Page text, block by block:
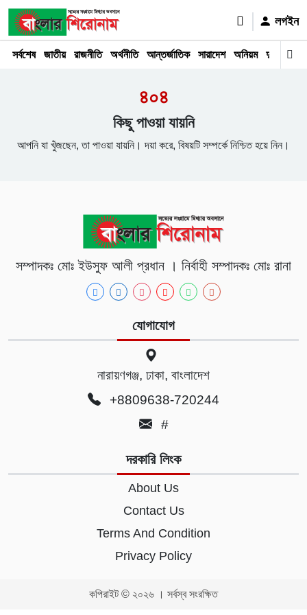
লগইন
সর্বশেষ জাতীয় রাজনীতি অর্থনীতি আন্তর্জাতিক সারাদেশ অনিয়ম দুর্ঘটনা
৪০৪
কিছু পাওয়া যায়নি
আপনি যা খুঁজছেন, তা পাওয়া যায়নি। দয়া করে, বিষয়টি সম্পর্কে নিশ্চিত হয়ে নিন।
সম্পাদকঃ মোঃ ইউসুফ আলী প্রধান । নির্বাহী সম্পাদকঃ মোঃ রানা
যোগাযোগ
নারায়ণগঞ্জ, ঢাকা, বাংলাদেশ
+8809638-720244
#
দরকারি লিংক
About Us
Contact Us
Terms And Condition
Privacy Policy
কপিরাইট © ২০২৬ । সর্বস্ব সংরক্ষিত